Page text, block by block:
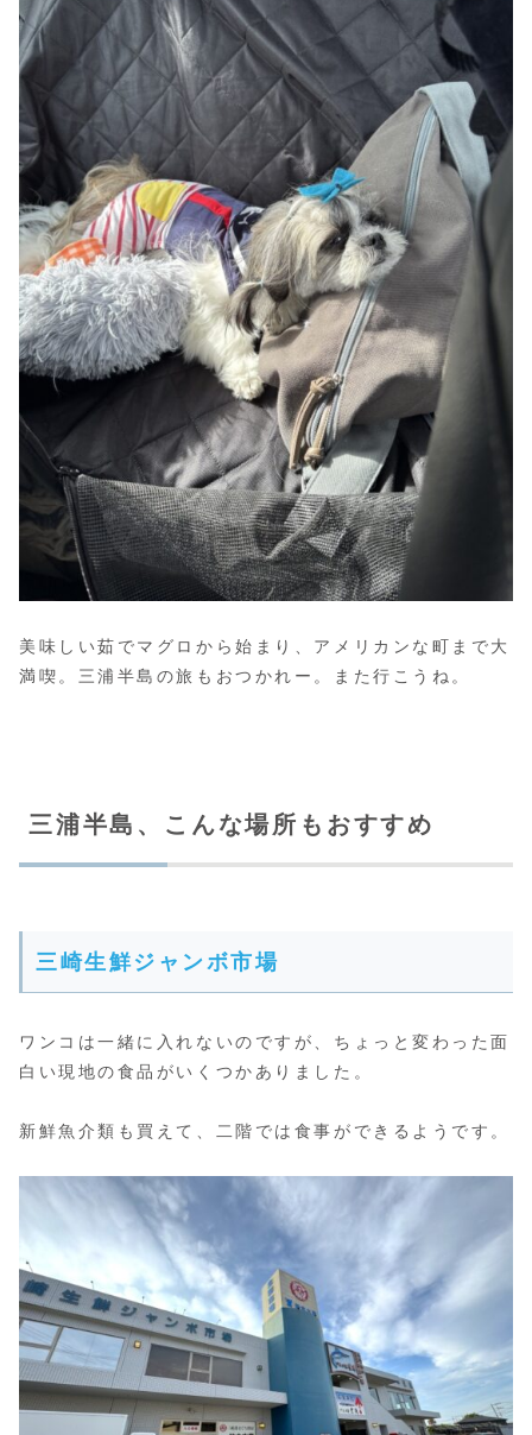
美味しい茹でマグロから始まり、アメリカンな町まで大
満喫。三浦半島の旅もおつかれー。また行こうね。
三浦半島、こんな場所もおすすめ
三崎生鮮ジャンボ市場
ワンコは一緒に入れないのですが、ちょっと変わった面
白い現地の食品がいくつかありました。
新鮮魚介類も買えて、二階では食事ができるようです。